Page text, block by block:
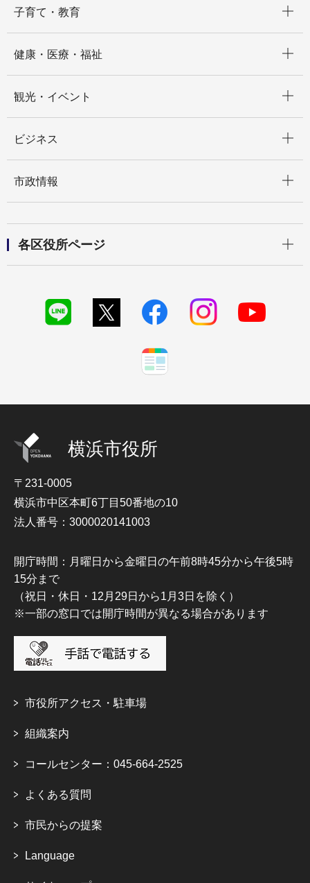
子育て・教育
健康・医療・福祉
観光・イベント
ビジネス
市政情報
各区役所ページ
横浜市役所
〒231-0005
横浜市中区本町6丁目50番地の10
法人番号：3000020141003
開庁時間：月曜日から金曜日の午前8時45分から午後5時
15分まで
（祝日・休日・12月29日から1月3日を除く）
※一部の窓口では開庁時間が異なる場合があります
市役所アクセス・駐車場
組織案内
コールセンター：045-664-2525
よくある質問
市民からの提案
Language